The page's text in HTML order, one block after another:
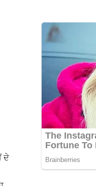
ਦੇ